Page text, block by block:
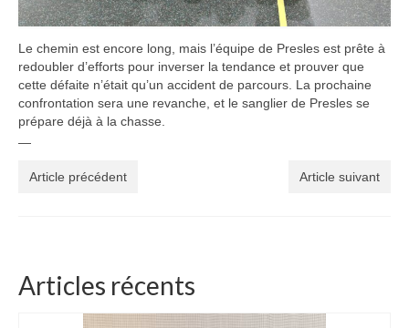
​Le chemin est encore long, mais l’équipe de Presles est prête à
redoubler d’efforts pour inverser la tendance et prouver que
cette défaite n’était qu’un accident de parcours. La prochaine
confrontation sera une revanche, et le sanglier de Presles se
prépare déjà à la chasse.
​—
Article précédent Article suivant
Articles récents